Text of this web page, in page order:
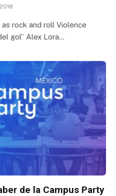
rock and roll Violence
gol” Alex Lora…
de la Campus Party